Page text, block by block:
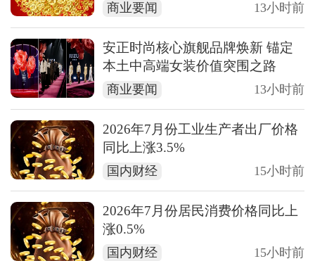
商业要闻 13小时前
安正时尚核心旗舰品牌焕新 锚定
本土中高端女装价值突围之路
商业要闻 13小时前
2026年7月份工业生产者出厂价格
同比上涨3.5%
国内财经 15小时前
2026年7月份居民消费价格同比上
涨0.5%
国内财经 15小时前